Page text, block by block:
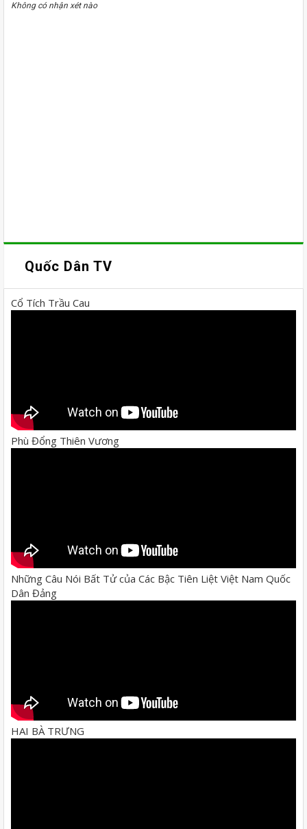
Không có nhận xét nào
Quốc Dân TV
Cổ Tích Trầu Cau
Phù Đổng Thiên Vương
Những Câu Nói Bất Tử của Các Bậc Tiên Liệt Việt Nam Quốc
Dân Đảng
HAI BÀ TRƯNG